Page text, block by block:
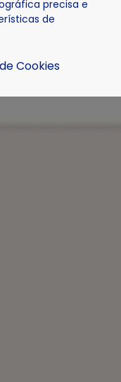
precisa e
de
Cookies